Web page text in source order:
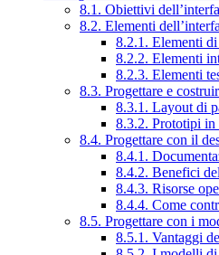
8.1. Obiettivi
8.2. Elementi
8.2.1. Elementi
8.2.2. Elementi
8.2.3. Elementi
8.3. Progettare e
8.3.1. Layout di
8.3.2. Prototipi in
8.4. Progettare con il
8.4.1.
8.4.2. Benefici
8.4.3. Risorse
8.4.4. Come
8.5. Progettare con i
8.5.1. Vantaggi